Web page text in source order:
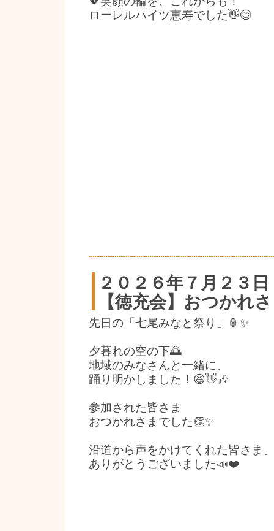
ローレルハイツ恵寿でした👋😊
２０２６年７月２３日
【徳充会】おつかれ
先日の「七尾みなと祭り」🏮✨
夕暮れの空の下🌅
地域のみなさんと一緒に、
踊り明かしました！😆👋🎶
参加された皆さま
おつかれさまでした👏✨
沿道から声をかけてくれた皆さま、
ありがとうございました📣❤️